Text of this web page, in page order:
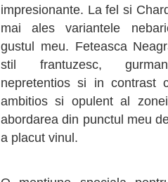
impresionante. La fel si
mai ales variantele
gustul meu. Feteasca
stil frantuzesc,
nepretentios si in contrast
ambitios si opulent al
abordarea din punctul meu
a placut vinul.